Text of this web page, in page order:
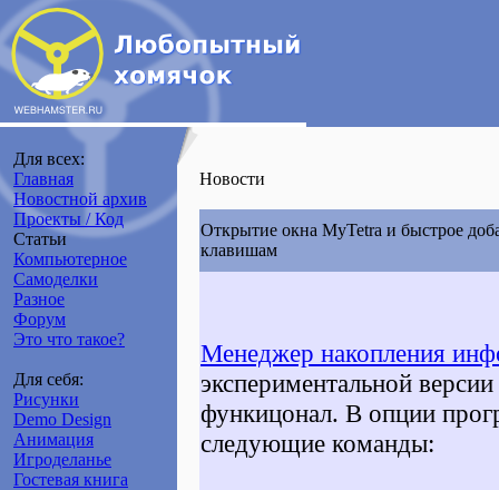
Для всех:
Главная
Новостной архив
Проекты / Код
Статьи
Компьютерное
Самоделки
Разное
Форум
Это что такое?
Для себя:
Рисунки
Demo Design
Анимация
Игроделанье
Гостевая книга
Новости
Открытие окна MyTetra и быстрое
клавишам
Менеджер накопления
экспериментальной версии
функицонал. В опции
следующие команды: